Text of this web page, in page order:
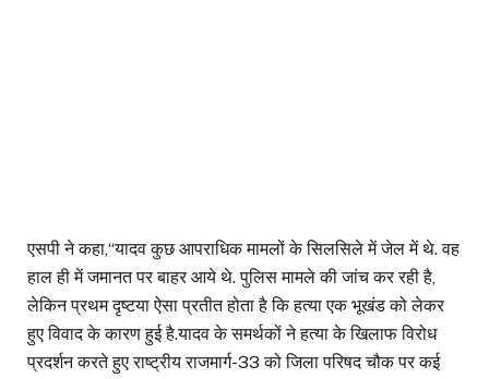
एसपी ने कहा,“यादव कुछ आपराधिक मामलों के सिलसिले में जेल में थे. वह
हाल ही में जमानत पर बाहर आये थे. पुलिस मामले की जांच कर रही है,
लेकिन प्रथम दृष्टया ऐसा प्रतीत होता है कि हत्या एक भूखंड को लेकर
हुए विवाद के कारण हुई है.यादव के समर्थकों ने हत्या के खिलाफ विरोध
प्रदर्शन करते हुए राष्ट्रीय राजमार्ग-33 को जिला परिषद चौक पर कई